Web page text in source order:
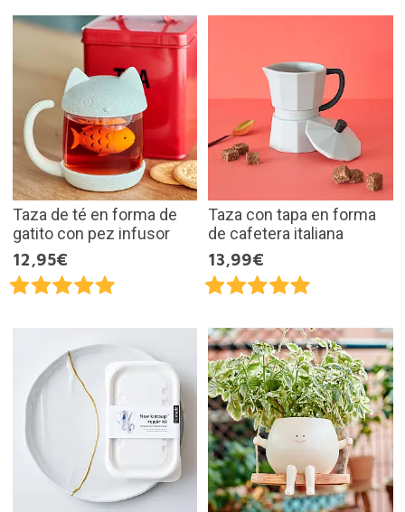
Taza de té en forma de
gatito con pez infusor
12,95€
Taza con tapa en forma
de cafetera italiana
13,99€